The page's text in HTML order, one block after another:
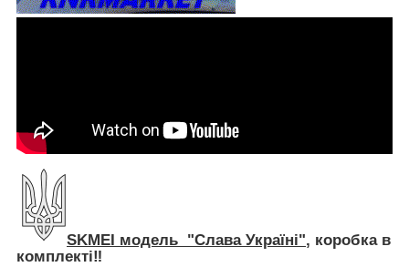
SKMEI модель "Слава Україні", коробка в
комплекті‼️